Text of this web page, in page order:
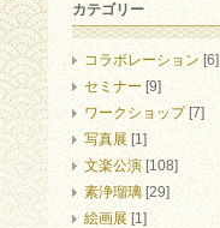
カテゴリー
コラボレーション [6]
セミナー [9]
ワークショップ[7]
写真展 [1]
文楽公演 [108]
素浄瑠璃 [29]
絵画展 [1]